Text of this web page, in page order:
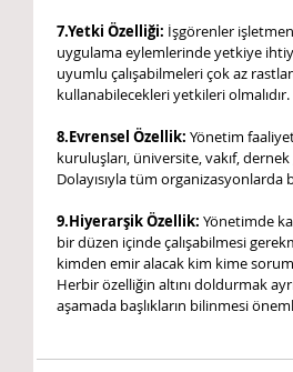
7.Yetki Özelliği: İşgörenler
uygulama eylemlerinde yetkiye
uyumlu çalışabilmeleri çok az
kullanabilecekleri yetkileri olmalıdır.
8.Evrensel Özellik: Yönetim
kuruluşları, üniversite, vakıf,
Dolayısıyla tüm
9.Hiyerarşik Özellik: Yönetimde
bir düzen içinde çalışabilmesi
kimden emir alacak kim kime
Herbir özelliğin altını doldurmak
aşamada başlıkların bilinmesi